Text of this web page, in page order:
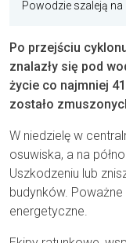
Powodzie szaleją na
Po przejściu
znalazły się pod
życie co najmniej
zostało
W niedzielę w
osuwiska, a na
Uszkodzeniu lub
budynków.
energetyczne.